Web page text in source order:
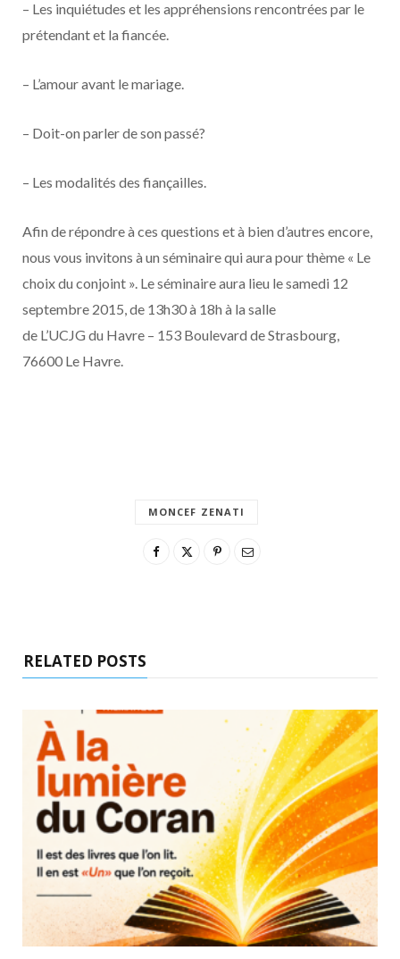
– Les inquiétudes et les appréhensions rencontrées par le
prétendant et la fiancée.
– L’amour avant le mariage.
– Doit-on parler de son passé?
– Les modalités des fiançailles.
Afin de répondre à ces questions et à bien d’autres encore,
nous vous invitons à un séminaire qui aura pour thème « Le
choix du conjoint ». Le séminaire aura lieu le samedi 12
septembre 2015, de 13h30 à 18h à la salle
de L’UCJG du Havre – 153 Boulevard de Strasbourg,
76600 Le Havre.
MONCEF ZENATI
RELATED POSTS